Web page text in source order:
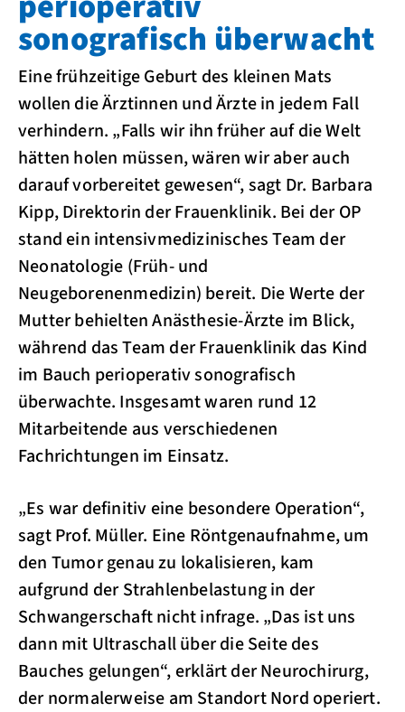
sonografisch überwacht
Eine frühzeitige Geburt des kleinen Mats
wollen die Ärztinnen und Ärzte in jedem Fall
verhindern. „Falls wir ihn früher auf die Welt
hätten holen müssen, wären wir aber auch
darauf vorbereitet gewesen“, sagt Dr. Barbara
Kipp, Direktorin der Frauenklinik. Bei der OP
stand ein intensivmedizinisches Team der
Neonatologie (Früh- und
Neugeborenenmedizin) bereit. Die Werte der
Mutter behielten Anästhesie-Ärzte im Blick,
während das Team der Frauenklinik das Kind
im Bauch perioperativ sonografisch
überwachte. Insgesamt waren rund 12
Mitarbeitende aus verschiedenen
Fachrichtungen im Einsatz.
„Es war definitiv eine besondere Operation“,
sagt Prof. Müller. Eine Röntgenaufnahme, um
den Tumor genau zu lokalisieren, kam
aufgrund der Strahlenbelastung in der
Schwangerschaft nicht infrage. „Das ist uns
dann mit Ultraschall über die Seite des
Bauches gelungen“, erklärt der Neurochirurg,
der normalerweise am Standort Nord operiert.